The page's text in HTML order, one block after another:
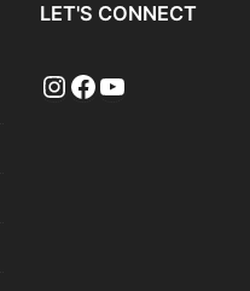
LET'S CONNECT